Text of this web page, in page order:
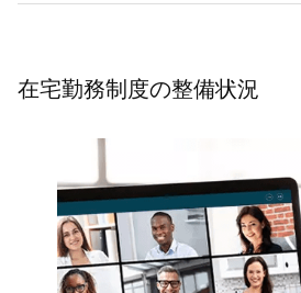
在宅勤務制度の整備状況